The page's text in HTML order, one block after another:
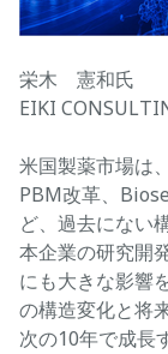
栄木 憲和氏
EIKI
米国製薬市場は
PBM改革、
ど、過去にない
本企業の研究開
にも大きな影響
の構造変化と将
次の10年で成長